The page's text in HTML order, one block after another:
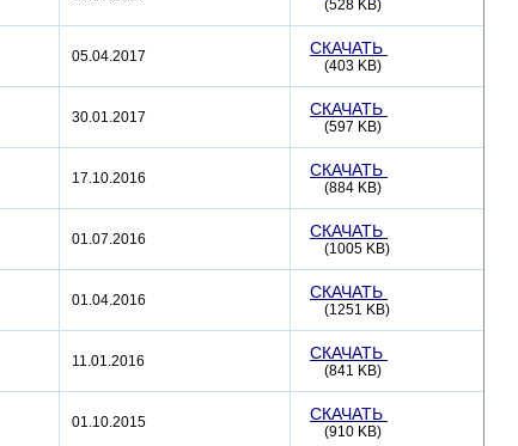
(528 KB)
05.04.2017 СКАЧАТЬ
(403 KB)
30.01.2017 СКАЧАТЬ
(597 KB)
17.10.2016 СКАЧАТЬ
(884 KB)
01.07.2016 СКАЧАТЬ
(1005 KB)
01.04.2016 СКАЧАТЬ
(1251 KB)
11.01.2016 СКАЧАТЬ
(841 KB)
01.10.2015 СКАЧАТЬ
(910 KB)